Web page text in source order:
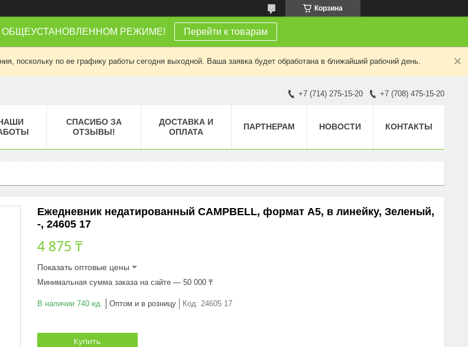
Корзина
ОБЩЕУСТАНОВЛЕННОМ РЕЖИМЕ! Перейти к товарам
поскольку по ее графику работы сегодня выходной. Ваша заявка будет обработана в ближайший рабочий день.
+7 (714) 275-15-20 +7 (708) 475-15-20
СПАСИБО ЗА
ОТЗЫВЫ!
ДОСТАВКА И
ОПЛАТА
ПАРТНЕРАМ НОВОСТИ КОНТАКТЫ
Ежедневник недатированный CAMPBELL, формат А5, в линейку, Зеленый,
-, 24605 17
4 875 ₸
Показать оптовые цены
Минимальная сумма заказа на сайте — 50 000 ₸
В наличии 740 ед. Оптом и в розницу Код: 24605 17
Купить